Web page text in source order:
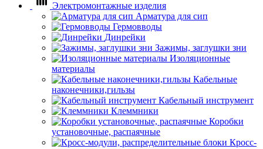
Электромонтажные изделия
Арматура для сип
Гермовводы
Динрейки
Зажимы, заглушки зни
Изоляционные
материалы
Кабельные
наконечники,гильзы
Кабельный инструмент
Клеммники
Коробки
установочные, распаячные
Кросс-